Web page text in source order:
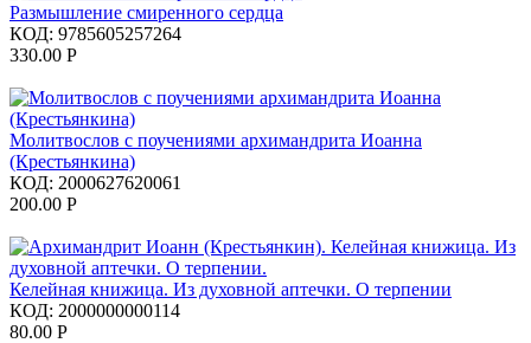
Размышление смиренного сердца
КОД: 9785605257264
330.00 Р
Молитвослов с поучениями архимандрита Иоанна
(Крестьянкина)
КОД: 2000627620061
200.00 Р
Келейная книжица. Из духовной аптечки. О терпении
КОД: 2000000000114
80.00 Р